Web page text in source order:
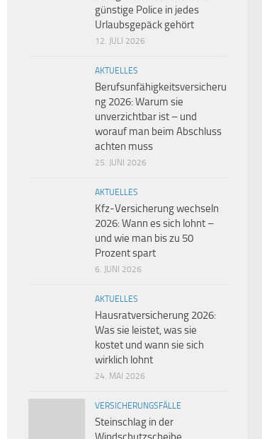
günstige Police in jedes
Urlaubsgepäck gehört
12. JULI 2026
AKTUELLES
Berufsunfähigkeitsversicheru
ng 2026: Warum sie
unverzichtbar ist – und
worauf man beim Abschluss
achten muss
25. JUNI 2026
AKTUELLES
Kfz-Versicherung wechseln
2026: Wann es sich lohnt –
und wie man bis zu 50
Prozent spart
6. JUNI 2026
AKTUELLES
Hausratversicherung 2026:
Was sie leistet, was sie
kostet und wann sie sich
wirklich lohnt
24. MAI 2026
VERSICHERUNGSFÄLLE
Steinschlag in der